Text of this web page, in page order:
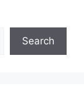
Search